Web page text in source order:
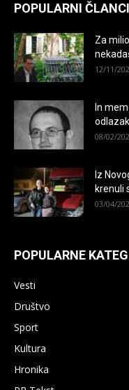
POPULARNI ČLANCI
Za
12/11/
In
08/02/
Iz
krenuli
03/04/
POPULARNE
Vesti
Društvo
Sport
Kultura
Hronika